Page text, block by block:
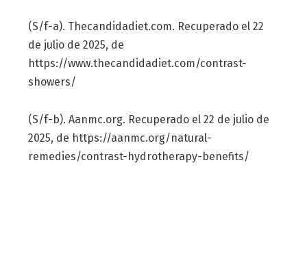
(S/f-a). Thecandidadiet.com. Recuperado el 22
de julio de 2025, de
https://www.thecandidadiet.com/contrast-
showers/
(S/f-b). Aanmc.org. Recuperado el 22 de julio de
2025, de https://aanmc.org/natural-
remedies/contrast-hydrotherapy-benefits/